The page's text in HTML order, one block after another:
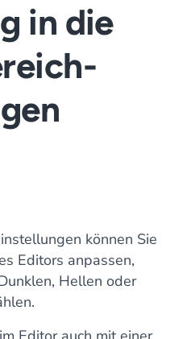
in die
können Sie
Editors anpassen,
Hellen oder